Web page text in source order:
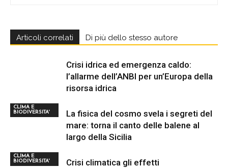
Articoli correlati Di più dello stesso autore
CLIMA E
BIODIVERSITA'
Crisi idrica ed emergenza caldo:
l’allarme dell’ANBI per un’Europa della
risorsa idrica
CLIMA E
BIODIVERSITA'
La fisica del cosmo svela i segreti del
mare: torna il canto delle balene al
largo della Sicilia
Crisi climatica gli effetti